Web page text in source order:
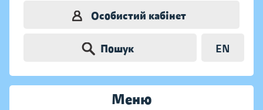
Особистий кабінет
Пошук EN
Меню